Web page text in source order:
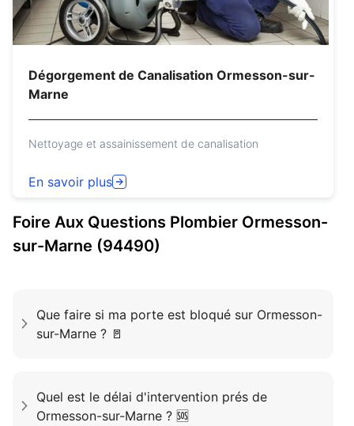
Dégorgement de Canalisation Ormesson-sur-
Marne
Nettoyage et assainissement de canalisation
En savoir plus
Foire Aux Questions Plombier Ormesson-
sur-Marne (94490)
Que faire si ma porte est bloqué sur Ormesson-
sur-Marne ? 🚪
Quel est le délai d'intervention prés de
Ormesson-sur-Marne ? 🆘